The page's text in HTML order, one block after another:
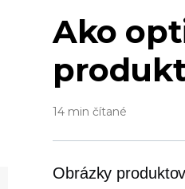
Ako
14 min čítané
Obrázky